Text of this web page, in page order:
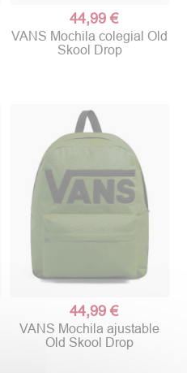
44,99 €
VANS Mochila colegial Old
Skool Drop
44,99 €
VANS Mochila ajustable
Old Skool Drop